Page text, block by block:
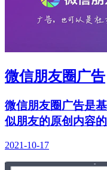
微信朋友圈广告
微信朋友圈广告是
似朋友的原创内容
2021-10-17